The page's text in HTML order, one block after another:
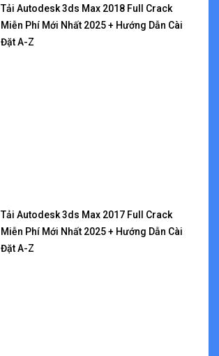
Tải Autodesk 3ds Max 2018 Full Crack
Miễn Phí Mới Nhất 2025 + Hướng Dẫn Cài
Đặt A-Z
Tải Autodesk 3ds Max 2017 Full Crack
Miễn Phí Mới Nhất 2025 + Hướng Dẫn Cài
Đặt A-Z